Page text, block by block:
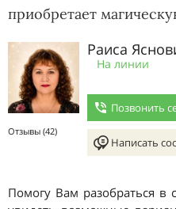
приобретает